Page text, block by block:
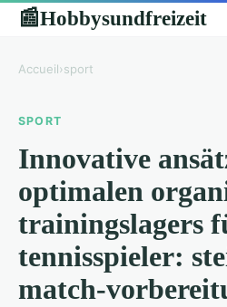
📰Hobbysundfreizeit
Accueil›sport
SPORT
Innovative
optimalen
trainingslagers
tennisspieler:
match-